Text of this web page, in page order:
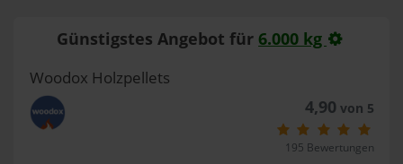
Günstigstes Angebot für 6.000 kg
Woodox Holzpellets
4,90 von 5
195 Bewertungen